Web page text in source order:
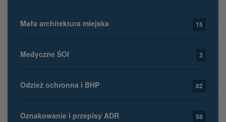
Mała architektura miejska 15
Medyczne ŚOI 3
Odzież ochronna i BHP 82
Oznakowanie i przepisy ADR 58